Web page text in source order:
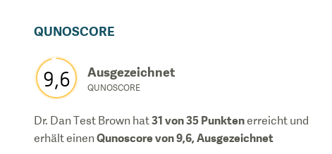
QUNOSCORE
9,6 Ausgezeichnet
QUNOSCORE
Dr. Dan Test Brown hat31 von 35 Punktenerreicht und
erhält einenQunoscore von9,6,Ausgezeichnet